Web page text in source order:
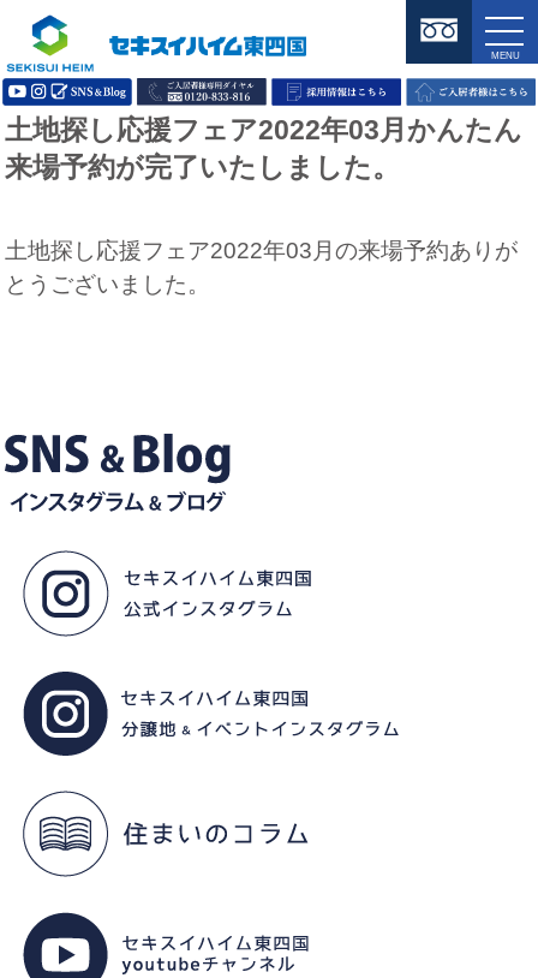
土地探し応援フェア2022年03月かんたん
来場予約が完了いたしました。
土地探し応援フェア2022年03月の来場予約ありが
とうございました。